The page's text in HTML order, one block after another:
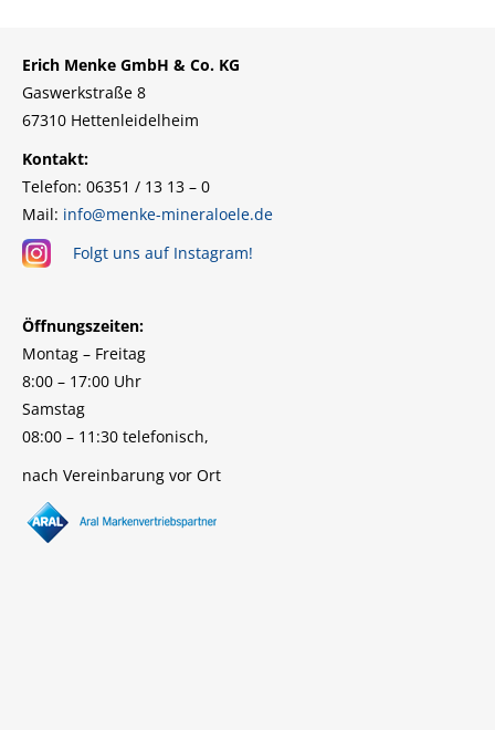
Erich Menke GmbH & Co. KG
Gaswerkstraße 8
67310 Hettenleidelheim
Kontakt:
Telefon: 06351 / 13 13 – 0
Mail: info@menke-mineraloele.de
Folgt uns auf Instagram!
Öffnungszeiten:
Montag – Freitag
8:00 – 17:00 Uhr
Samstag
08:00 – 11:30 telefonisch,
nach Vereinbarung vor Ort